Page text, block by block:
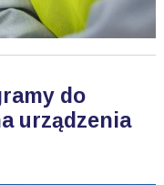
do
urządzenia